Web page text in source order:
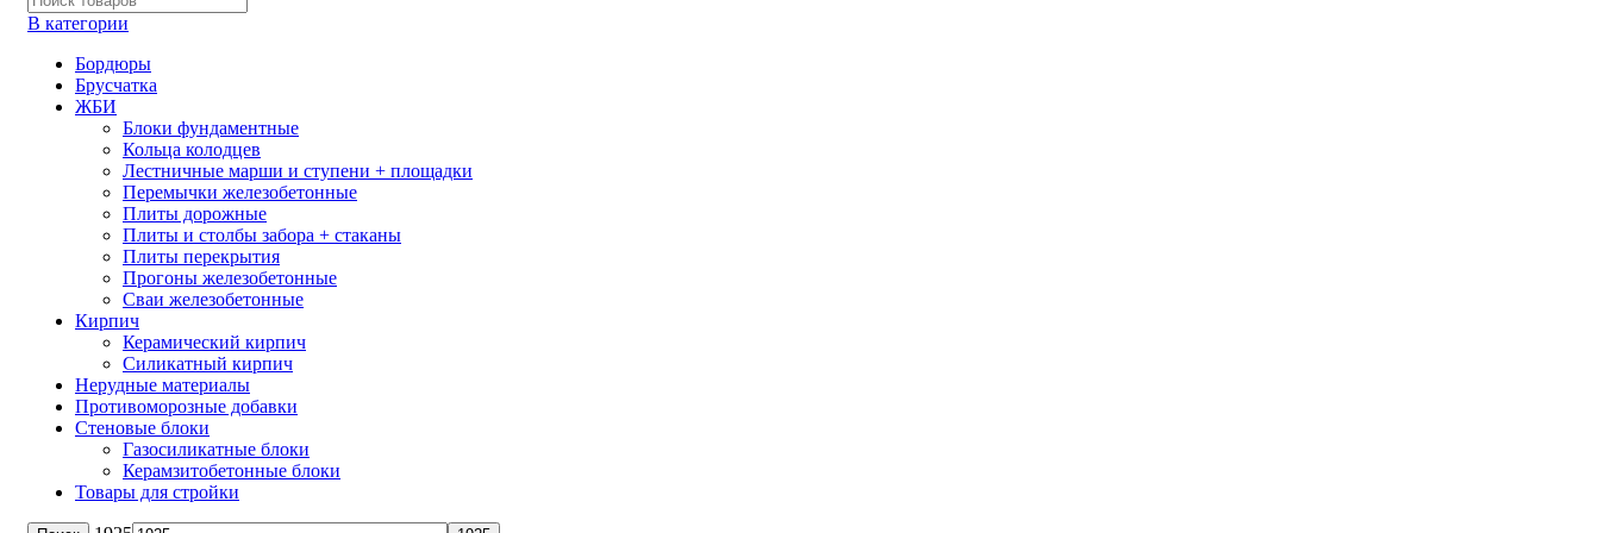
В категории
Бордюры
Брусчатка
ЖБИ
Блоки фундаментные
Кольца колодцев
Лестничные марши и ступени + площадки
Перемычки железобетонные
Плиты дорожные
Плиты и столбы забора + стаканы
Плиты перекрытия
Прогоны железобетонные
Сваи железобетонные
Кирпич
Керамический кирпич
Силикатный кирпич
Нерудные материалы
Противоморозные добавки
Стеновые блоки
Газосиликатные блоки
Керамзитобетонные блоки
Товары для стройки